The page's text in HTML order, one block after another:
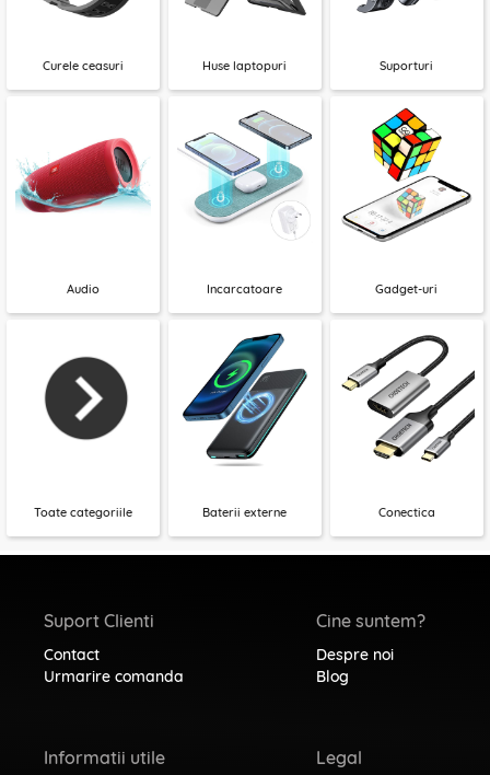
Curele ceasuri Huse laptopuri Suporturi
Audio Incarcatoare Gadget-uri
Toate categoriile Baterii externe Conectica
Suport Clienti
Contact
Urmarire comanda
Informatii utile
Cine suntem?
Despre noi
Blog
Legal